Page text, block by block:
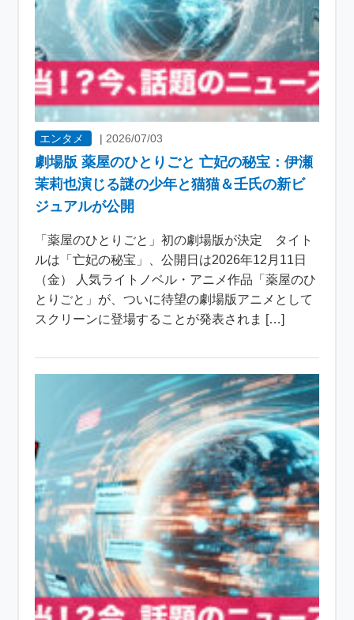
エンタメ | 2026/07/03
劇場版 薬屋のひとりごと 亡妃の秘宝：伊瀬
茉莉也演じる謎の少年と猫猫＆壬氏の新ビ
ジュアルが公開
「薬屋のひとりごと」初の劇場版が決定 タイト
ルは「亡妃の秘宝」、公開日は2026年12月11日
（金） 人気ライトノベル・アニメ作品「薬屋のひ
とりごと」が、ついに待望の劇場版アニメとして
スクリーンに登場することが発表されま […]